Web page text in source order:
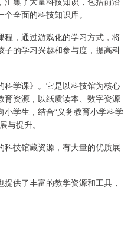
全面的科技知识库。
程，通过游戏化的学习方式，将
子的学习兴趣和参与度，提高科
科学课》。它是以科技馆为核心
育资源，以纸质读本、数字资源
学生，结合“义务教育小学科学
与提升。
技馆藏资源，有大量的优质展
供了丰富的教学资源和工具，